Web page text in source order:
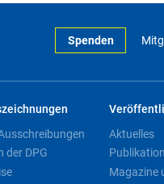
Spenden
der DPG
Aktuelles
Magazine